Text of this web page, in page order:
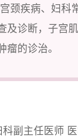
颈疾病、妇科
及诊断，子宫
的诊治。
副主任医师